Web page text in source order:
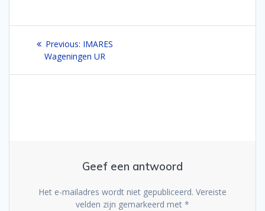
Bericht
navigatie
Previous: Previous
post:
IMARES
Wageningen UR
Geef een antwoord
Het e-mailadres wordt niet gepubliceerd. Vereiste
velden zijn gemarkeerd met *